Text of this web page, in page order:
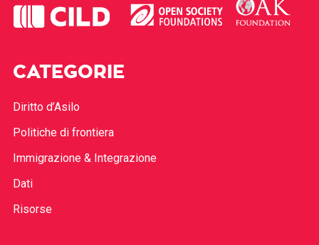
CATEGORIE
Diritto d’Asilo
Politiche di frontiera
Immigrazione & Integrazione
Dati
Risorse